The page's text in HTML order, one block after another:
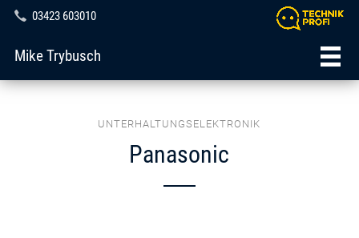
03423 603010
Mike Trybusch
UNTERHALTUNGSELEKTRONIK
Panasonic